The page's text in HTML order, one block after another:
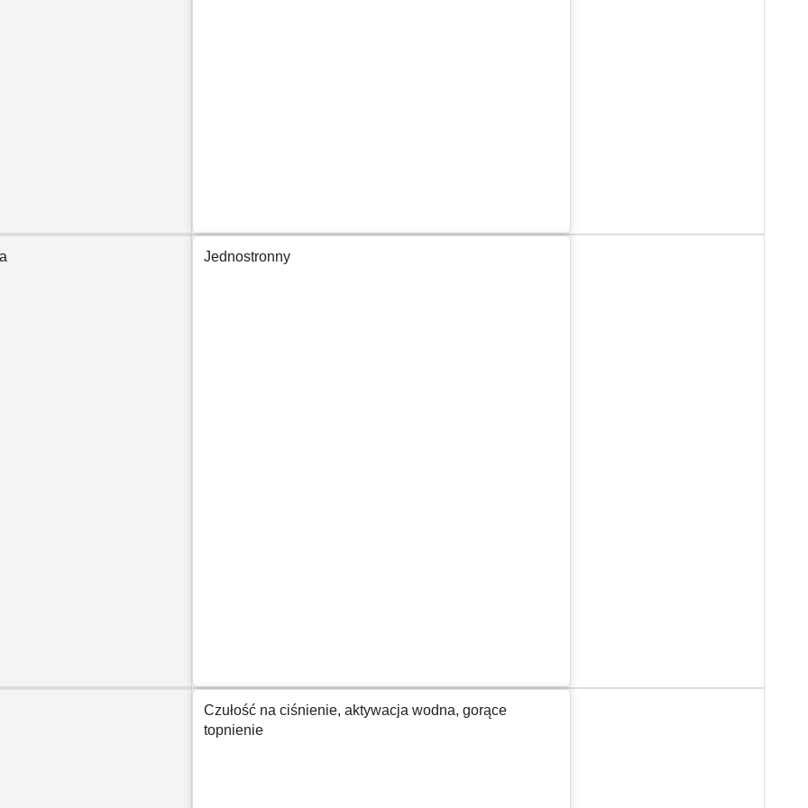
Jednostronny
Czułość na ciśnienie, aktywacja wodna, gorące
topnienie